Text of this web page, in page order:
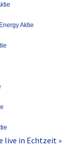
Aktie
live in Echtzeit »